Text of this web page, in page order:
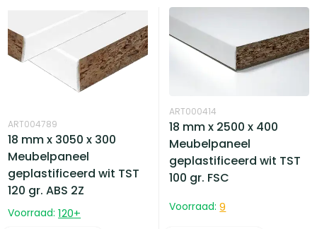
ART004789
18 mm x 3050 x 300
Meubelpaneel
geplastificeerd wit TST
120 gr. ABS 2Z
Voorraad: 120+
ART000414
18 mm x 2500 x 400
Meubelpaneel
geplastificeerd wit TST
100 gr. FSC
Voorraad: 9